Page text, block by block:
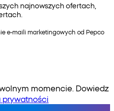
najnowszych ofertach,
e-maili marketingowych od Pepco
momencie. Dowiedz
prywatności